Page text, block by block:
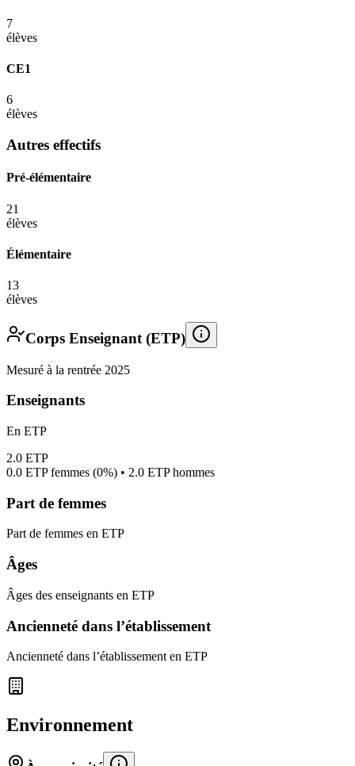
7
élèves
CE1
6
élèves
Autres effectifs
Pré-élémentaire
21
élèves
Élémentaire
13
élèves
Corps Enseignant (ETP)
Mesuré à la rentrée 2025
Enseignants
En ETP
2.0 ETP
0.0 ETP femmes (0%) • 2.0 ETP hommes
Part de femmes
Part de femmes en ETP
Âges
Âges des enseignants en ETP
Ancienneté dans l’établissement
Ancienneté dans l’établissement en ETP
Environnement